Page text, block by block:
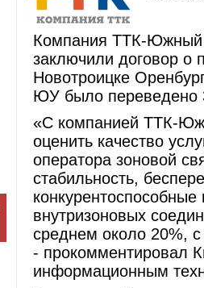
Компания ТТК-
заключили договор о
Новотроицке
ЮУ было переведено
«С компанией ТТК-
оценить качество
оператора зоновой
стабильность,
внутризоновых
среднем около 20%,
- прокомментировал
информационным